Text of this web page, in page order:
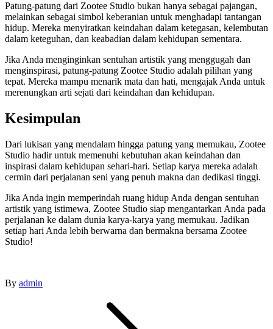
Patung-patung dari Zootee Studio bukan hanya sebagai pajangan,
melainkan sebagai simbol keberanian untuk menghadapi tantangan
hidup. Mereka menyiratkan keindahan dalam ketegasan, kelembutan
dalam keteguhan, dan keabadian dalam kehidupan sementara.
Jika Anda menginginkan sentuhan artistik yang menggugah dan
menginspirasi, patung-patung Zootee Studio adalah pilihan yang
tepat. Mereka mampu menarik mata dan hati, mengajak Anda untuk
merenungkan arti sejati dari keindahan dan kehidupan.
Kesimpulan
Dari lukisan yang mendalam hingga patung yang memukau, Zootee
Studio hadir untuk memenuhi kebutuhan akan keindahan dan
inspirasi dalam kehidupan sehari-hari. Setiap karya mereka adalah
cermin dari perjalanan seni yang penuh makna dan dedikasi tinggi.
Jika Anda ingin memperindah ruang hidup Anda dengan sentuhan
artistik yang istimewa, Zootee Studio siap mengantarkan Anda pada
perjalanan ke dalam dunia karya-karya yang memukau. Jadikan
setiap hari Anda lebih berwarna dan bermakna bersama Zootee
Studio!
By admin